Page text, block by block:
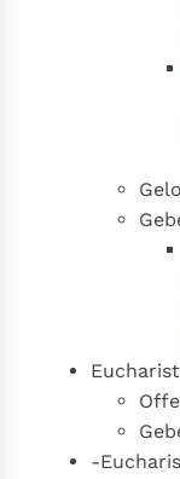
Paus Leo XIV in
Paus in Pavia:
"naar het
RK
kerkelijke
Katholieke
en is volledig
-